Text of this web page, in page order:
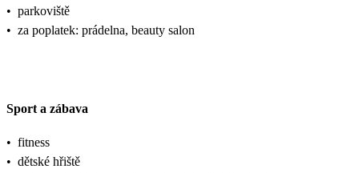
• parkoviště
• za poplatek: prádelna, beauty salon
Sport a zábava
• fitness
• dětské hřiště